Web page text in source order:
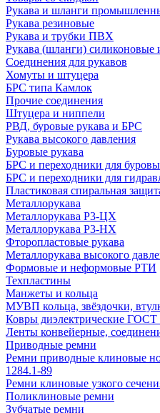
Рукава и шланги
Рукава резиновые
Рукава и трубки ПВХ
Рукава (шланги) силиконовые
Соединения для рукавов
Хомуты и штуцера
БРС типа Камлок
Прочие соединения
Штуцера и ниппели
РВД, буровые рукава и БРС
Рукава высокого давления
Буровые рукава
БРС и переходники для
БРС и переходники для
Пластиковая спиральная
Металлорукава
Металлорукава Р3-ЦХ
Металлорукава Р3-НХ
Фторопластовые рукава
Металлорукава высокого
Формовые и неформовые РТИ
Техпластины
Манжеты и кольца
МУВП кольца, звёздочки,
Ковры диэлектрические ГОСТ
Ленты конвейерные,
Приводные ремни
Ремни приводные клиновые
1284.1-89
Ремни клиновые узкого
Поликлиновые ремни
Зубчатые ремни